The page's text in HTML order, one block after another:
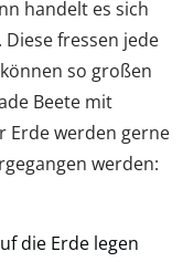
handelt es sich
fressen jede
so großen
Beete mit
werden gerne
werden:
die Erde legen